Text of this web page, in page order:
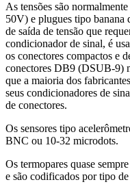
As tensões são
50V) e plugues tipo banana
de saída de tensão que
condicionador de sinal, é
os conectores compactos e
conectores DB9 (DSUB-9)
que a maioria dos
seus condicionadores de
de conectores.
Os sensores tipo
BNC ou 10-32 microdots.
Os termopares quase
e são codificados por tipo